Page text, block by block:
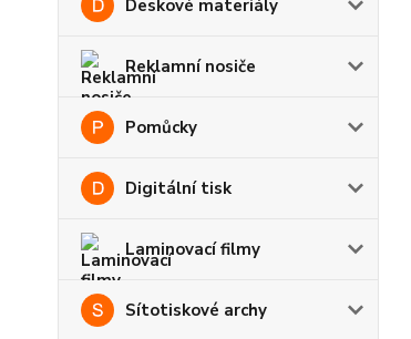
Deskové materiály
Reklamní nosiče
Pomůcky
Digitální tisk
Laminovací filmy
Sítotiskové archy